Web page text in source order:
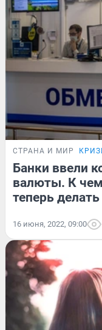
СТРАНА И МИР
Банки ввели
валюты. К
теперь
16 июня, 2022, 09:00